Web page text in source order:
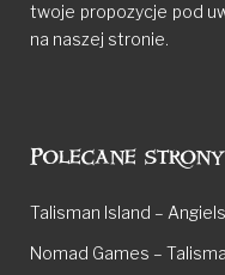
twoje propozycje pod
na naszej stronie.
Polecane strony
Talisman Island –
Nomad Games –